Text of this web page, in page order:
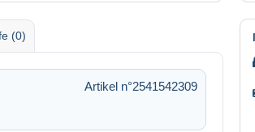
(0)
Artikel n°2541542309